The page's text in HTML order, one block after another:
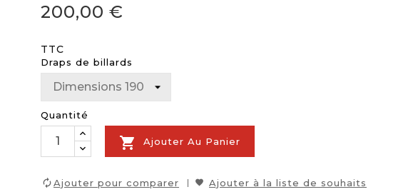
200,00 €
TTC
Draps de billards
Quantité
 Ajouter Au Panier
Ajouter pour comparer Ajouter à la liste de souhaits